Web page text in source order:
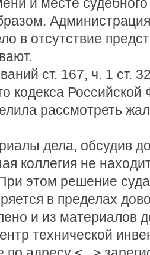
в отсутствие
ст. 167, ч. 1 ст.
кодекса
рассмотреть
дела, обсудив
коллегия не
этом решение суда
в пределах
и из материалов
технической